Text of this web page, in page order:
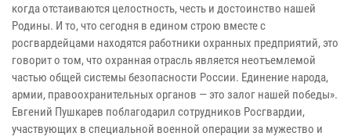
когда отстаиваются целостность, честь и достоинство нашей
Родины. И то, что сегодня в едином строю вместе с
росгвардейцами находятся работники охранных предприятий, это
говорит о том, что охранная отрасль является неотъемлемой
частью общей системы безопасности России. Единение народа,
армии, правоохранительных органов — это залог нашей победы».
Евгений Пушкарев поблагодарил сотрудников Росгвардии,
участвующих в специальной военной операции за мужество и